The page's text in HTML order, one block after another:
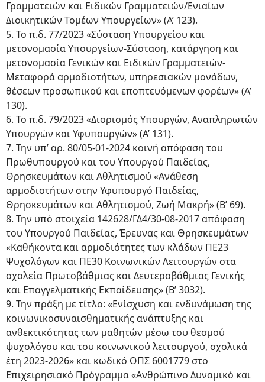
Γραμματειών και Ειδικών Γραμματειών/Ενιαίων
Διοικητικών Τομέων Υπουργείων» (Α’ 123).
5. Το π.δ. 77/2023 «Σύσταση Υπουργείου και
μετονομασία Υπουργείων-Σύσταση, κατάργηση και
μετονομασία Γενικών και Ειδικών Γραμματειών-
Μεταφορά αρμοδιοτήτων, υπηρεσιακών μονάδων,
θέσεων προσωπικού και εποπτευόμενων φορέων» (Α’
130).
6. Το π.δ. 79/2023 «Διορισμός Υπουργών, Αναπληρωτών
Υπουργών και Υφυπουργών» (Α’ 131).
7. Την υπ’ αρ. 80/05-01-2024 κοινή απόφαση του
Πρωθυπουργού και του Υπουργού Παιδείας,
Θρησκευμάτων και Αθλητισμού «Ανάθεση
αρμοδιοτήτων στην Υφυπουργό Παιδείας,
Θρησκευμάτων και Αθλητισμού, Ζωή Μακρή» (Β’ 69).
8. Την υπό στοιχεία 142628/ΓΔ4/30-08-2017 απόφαση
του Υπουργού Παιδείας, Έρευνας και Θρησκευμάτων
«Καθήκοντα και αρμοδιότητες των κλάδων ΠΕ23
Ψυχολόγων και ΠΕ30 Κοινωνικών Λειτουργών στα
σχολεία Πρωτοβάθμιας και Δευτεροβάθμιας Γενικής
και Επαγγελματικής Εκπαίδευσης» (Β’ 3032).
9. Την πράξη με τίτλο: «Ενίσχυση και ενδυνάμωση της
κοινωνικοσυναισθηματικής ανάπτυξης και
ανθεκτικότητας των μαθητών μέσω του θεσμού
ψυχολόγου και του κοινωνικού λειτουργού, σχολικά
έτη 2023-2026» και κωδικό ΟΠΣ 6001779 στο
Επιχειρησιακό Πρόγραμμα «Ανθρώπινο Δυναμικό και